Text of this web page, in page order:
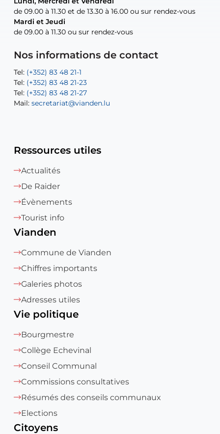
de 09.00 à 11.30 et de 13.30 à 16.00 ou sur rendez-vous
Mardi et Jeudi
de 09.00 à 11.30 ou sur rendez-vous
Nos informations de contact
Tel: (+352) 83 48 21-1
Tel: (+352) 83 48 21-23
Tel: (+352) 83 48 21-27
Mail: secretariat@vianden.lu
de 09.00 à 11.30 et de 13.30 à 16.00 ou sur rendez-vous
Mardi et Jeudi
de 09.00 à 11.30 ou sur rendez-vous
Tel: (+352) 83 48 21-20
Tel: (+352) 83 48 21-22
Mail:sofia.carvalho@vianden.lu
Mail: diane.storn@vianden.lu
Mail:recette@vianden.lu
Tel:(+352) 83 48 21-31
Tel:Permanence (Fuite d’eau) : 83 48 21 61
Ressources utiles
Actualités
De Raider
Évènements
Tourist info
Vianden
Commune de Vianden
Chiffres importants
Galeries photos
Adresses utiles
Vie politique
Bourgmestre
Collège Echevinal
Conseil Communal
Commissions consultatives
Résumés des conseils communaux
Elections
Citoyens